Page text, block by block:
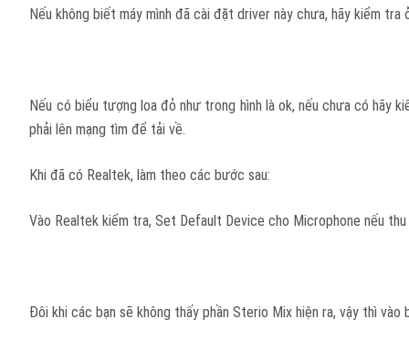
Nếu không biết máy mình đã cài đặt driver này chưa, hãy kiểm tra
Nếu có biểu tượng loa đỏ như trong hình là ok, nếu chưa có hãy
phải lên mạng tìm để tải về.
Khi đã có Realtek, làm theo các bước sau:
Vào Realtek kiểm tra, Set Default Device cho Microphone nếu
Đôi khi các bạn sẽ không thấy phần Sterio Mix hiện ra, vậy thì